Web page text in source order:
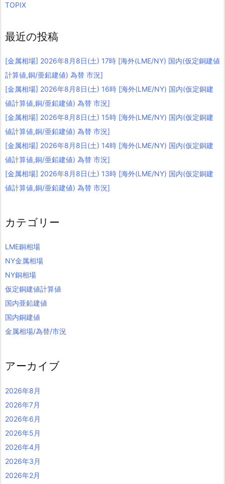
TOPIX
最近の投稿
[金属相場] 2026年8月8日(土) 17時 [海外(LME/NY) 国内(仮定銅建値
計算値,銅/亜鉛建値) 為替 市況]
[金属相場] 2026年8月8日(土) 16時 [海外(LME/NY) 国内(仮定銅建
値計算値,銅/亜鉛建値) 為替 市況]
[金属相場] 2026年8月8日(土) 15時 [海外(LME/NY) 国内(仮定銅建
値計算値,銅/亜鉛建値) 為替 市況]
[金属相場] 2026年8月8日(土) 14時 [海外(LME/NY) 国内(仮定銅建
値計算値,銅/亜鉛建値) 為替 市況]
[金属相場] 2026年8月8日(土) 13時 [海外(LME/NY) 国内(仮定銅建
値計算値,銅/亜鉛建値) 為替 市況]
カテゴリー
LME銅相場
NY金属相場
NY銅相場
仮定銅建値計算値
国内亜鉛建値
国内銅建値
金属相場/為替/市況
アーカイブ
2026年8月
2026年7月
2026年6月
2026年5月
2026年4月
2026年3月
2026年2月